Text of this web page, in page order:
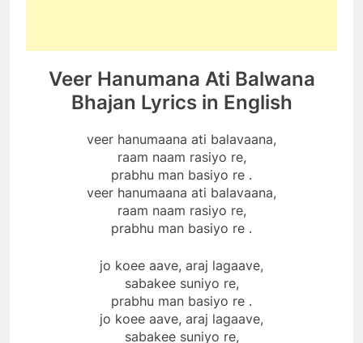
Veer Hanumana Ati Balwana
Bhajan Lyrics in English
veer hanumaana ati balavaana,
raam naam rasiyo re,
prabhu man basiyo re .
veer hanumaana ati balavaana,
raam naam rasiyo re,
prabhu man basiyo re .
jo koee aave, araj lagaave,
sabakee suniyo re,
prabhu man basiyo re .
jo koee aave, araj lagaave,
sabakee suniyo re,